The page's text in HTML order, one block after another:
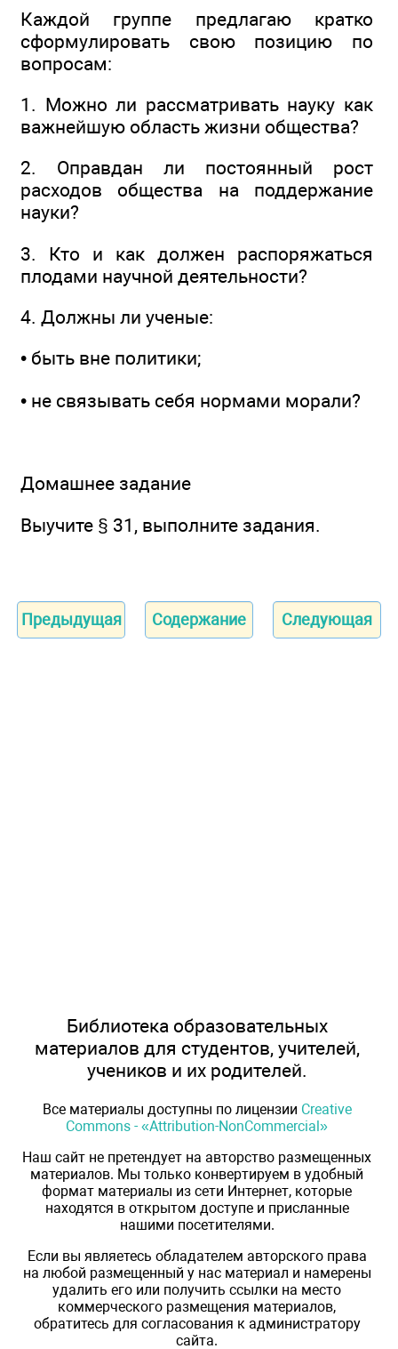
Каждой группе предлагаю кратко
сформулировать свою позицию по
вопросам:
1. Можно ли рассматривать науку как
важнейшую область жизни общества?
2. Оправдан ли постоянный рост
расходов общества на поддержание
науки?
3. Кто и как должен распоряжаться
плодами научной деятельности?
4. Должны ли ученые:
• быть вне политики;
• не связывать себя нормами морали?
Домашнее задание
Выучите § 31, выполните задания.
Предыдущая Содержание Следующая
Библиотека образовательных
материалов для студентов, учителей,
учеников и их родителей.
Все материалы доступны по лицензии Creative
Commons - «Attribution-NonCommercial»
Наш сайт не претендует на авторство размещенных
материалов. Мы только конвертируем в удобный
формат материалы из сети Интернет, которые
находятся в открытом доступе и присланные
нашими посетителями.
Если вы являетесь обладателем авторского права
на любой размещенный у нас материал и намерены
удалить его или получить ссылки на место
коммерческого размещения материалов,
обратитесь для согласования к администратору
сайта.